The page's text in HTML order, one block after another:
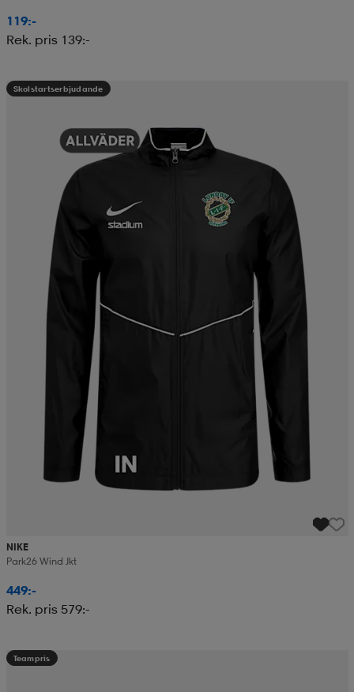
119:-
Rek. pris 139:-
Skolstartserbjudande
NIKE
Park26 Wind Jkt
449:-
Rek. pris 579:-
Teampris